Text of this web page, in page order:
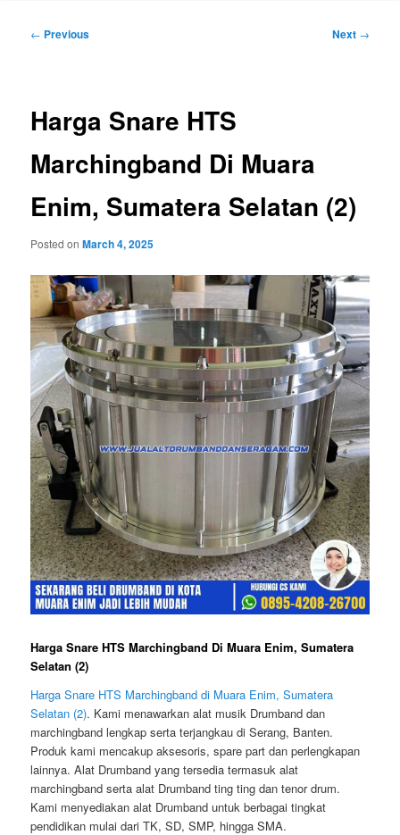
Post
← Previous Next →
Harga Snare HTS
Marchingband Di Muara
Enim, Sumatera Selatan (2)
Posted onMarch 4, 2025
Harga Snare HTS Marchingband Di Muara Enim, Sumatera
Selatan (2)
Harga Snare HTS Marchingband di Muara Enim, Sumatera
Selatan (2). Kami menawarkan alat musik Drumband dan
marchingband lengkap serta terjangkau di Serang, Banten.
Produk kami mencakup aksesoris, spare part dan perlengkapan
lainnya. Alat Drumband yang tersedia termasuk alat
marchingband serta alat Drumband ting ting dan tenor drum.
Kami menyediakan alat Drumband untuk berbagai tingkat
pendidikan mulai dari TK, SD, SMP, hingga SMA.